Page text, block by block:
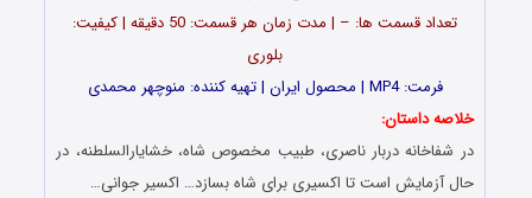
تعداد قسمت ها: – | مدت زمان هر قسمت: 50 دقیقه | کیفیت:
بلوری
فرمت: MP4 | محصول ایران | تهیه کننده: منوچهر محمدی
خلاصه داستان:
در شفاخانه دربار ناصری، طبیب مخصوص شاه، خشایارالسلطنه، در
حال آزمایش است تا اکسیری برای شاه بسازد… اکسیر جوانی…